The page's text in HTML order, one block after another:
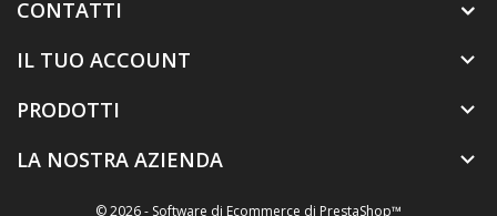
CONTATTI
IL TUO ACCOUNT

PRODOTTI 
LA NOSTRA AZIENDA 
© 2026 - Software di Ecommerce di PrestaShop™